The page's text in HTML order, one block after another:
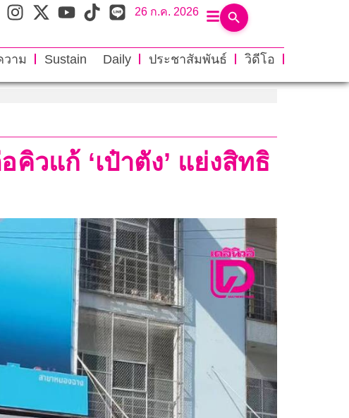
26 ก.ค. 2026
าม Sustain Daily ประชาสัมพันธ์
วิดีโอ
วแก้ ‘เป๋าตัง’ แย่งสิทธิ